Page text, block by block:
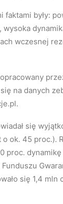
faktami były:
wczesnej
na danych
się
ok. 45 proc.).
proc.
się 1,4